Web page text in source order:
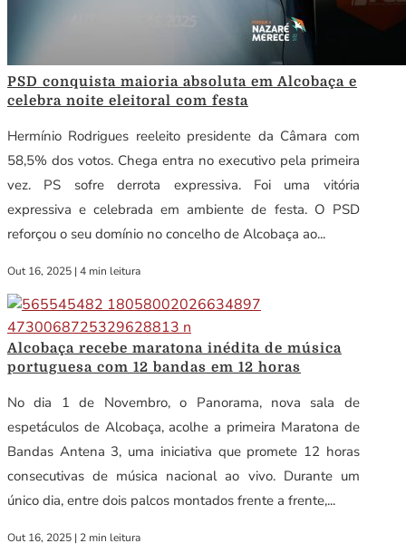
PSD conquista maioria absoluta em Alcobaça e
celebra noite eleitoral com festa
Hermínio Rodrigues reeleito presidente da Câmara com
58,5% dos votos. Chega entra no executivo pela primeira
vez. PS sofre derrota expressiva. Foi uma vitória
expressiva e celebrada em ambiente de festa. O PSD
reforçou o seu domínio no concelho de Alcobaça ao...
Out 16, 2025 | 4 min leitura
Alcobaça recebe maratona inédita de música
portuguesa com 12 bandas em 12 horas
No dia 1 de Novembro, o Panorama, nova sala de
espetáculos de Alcobaça, acolhe a primeira Maratona de
Bandas Antena 3, uma iniciativa que promete 12 horas
consecutivas de música nacional ao vivo. Durante um
único dia, entre dois palcos montados frente a frente,...
Out 16, 2025 | 2 min leitura